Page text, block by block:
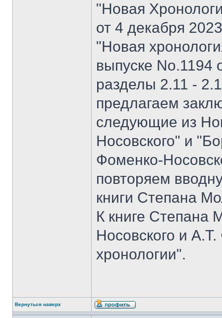
"Новая
от 4 декабря
"Новая
выпуске No.1194
разделы 2.11 -
предлагаем
следующие из
Носовского" и
Фоменко-
повторяем
книги Степана
К книге Степана
Носовского и
хронологии".
Вернуться наверх